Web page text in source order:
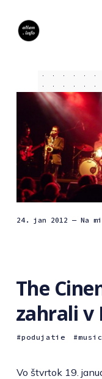
24. jan 2012 — Na
The
zahrali v
podujatie
Vo štvrtok 19.